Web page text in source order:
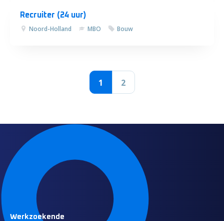
Recruiter (24 uur)
Noord-Holland MBO Bouw
1 2
Werkzoekende